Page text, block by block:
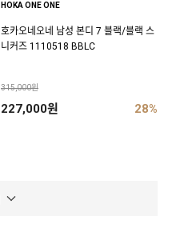
HOKA ONE ONE
호카오네오네 남성 본디 7 블랙/블랙 스
니커즈 1110518 BBLC
315,000원
227,000원 28%